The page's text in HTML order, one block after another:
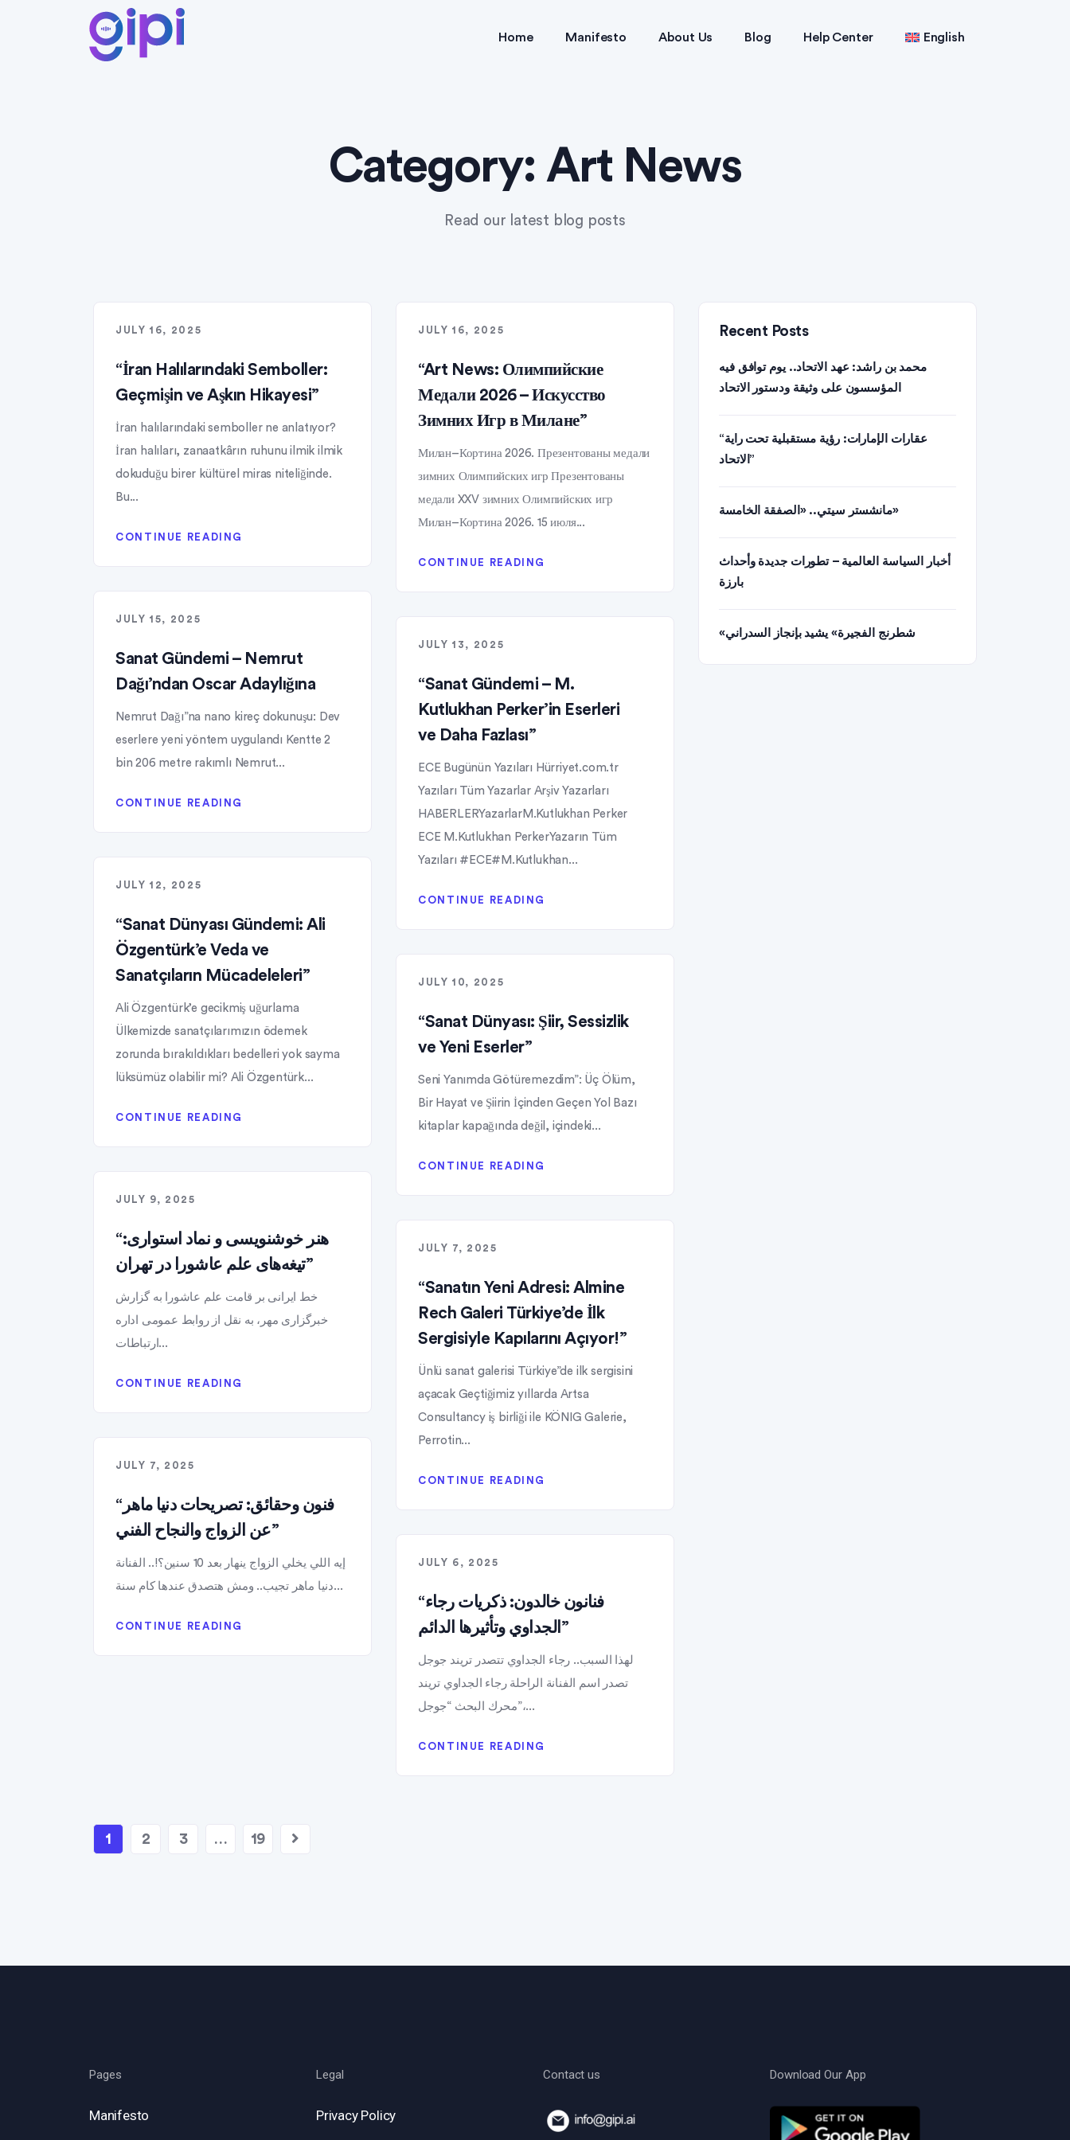
Home Manifesto About Us Blog Help Center English
Category: Art News
Read our latest blog posts
JULY 16, 2025
“İran Halılarındaki Semboller:
Geçmişin ve Aşkın Hikayesi”
İran halılarındaki semboller ne anlatıyor?
İran halıları, zanaatkârın ruhunu ilmik ilmik
dokuduğu birer kültürel miras niteliğinde.
Bu...
CONTINUE READING
JULY 16, 2025
“Art News: Олимпийские
Медали 2026 – Искусство
Зимних Игр в Милане”
Милан–Кортина 2026. Презентованы медали
зимних Олимпийских игр Презентованы
медали XXV зимних Олимпийских игр
Милан–Кортина 2026. 15 июля...
CONTINUE READING
JULY 15, 2025
Sanat Gündemi – Nemrut
Dağı’ndan Oscar Adaylığına
Nemrut Dağı”na nano kireç dokunuşu: Dev
eserlere yeni yöntem uygulandı Kentte 2
bin 206 metre rakımlı Nemrut...
CONTINUE READING
JULY 13, 2025
“Sanat Gündemi – M.
Kutlukhan Perker’in Eserleri
ve Daha Fazlası”
ECE Bugünün Yazıları Hürriyet.com.tr
Yazıları Tüm Yazarlar Arşiv Yazarları
HABERLERYazarlarM.Kutlukhan Perker
ECE M.Kutlukhan PerkerYazarın Tüm
Yazıları #ECE#M.Kutlukhan...
CONTINUE READING
JULY 12, 2025
“Sanat Dünyası Gündemi: Ali
Özgentürk’e Veda ve
Sanatçıların Mücadeleleri”
Ali Özgentürk’e gecikmiş uğurlama
Ülkemizde sanatçılarımızın ödemek
zorunda bırakıldıkları bedelleri yok sayma
lüksümüz olabilir mi? Ali Özgentürk...
CONTINUE READING
JULY 10, 2025
“Sanat Dünyası: Şiir, Sessizlik
ve Yeni Eserler”
Seni Yanımda Götüremezdim”: Üç Ölüm,
Bir Hayat ve Şiirin İçinden Geçen Yol Bazı
kitaplar kapağında değil, içindeki...
CONTINUE READING
JULY 9, 2025
“هنر خوشنویسی و نماد استواری:
تیغه‌های علم عاشورا در تهران”
خط ایرانی بر قامت علم عاشورا به گزارش
خبرگزاری مهر، به نقل از روابط عمومی اداره
ارتباطات...
CONTINUE READING
JULY 7, 2025
“Sanatın Yeni Adresi: Almine
Rech Galeri Türkiye’de İlk
Sergisiyle Kapılarını Açıyor!”
Ünlü sanat galerisi Türkiye”de ilk sergisini
açacak Geçtiğimiz yıllarda Artsa
Consultancy iş birliği ile KÖNIG Galerie,
Perrotin...
CONTINUE READING
JULY 7, 2025
“فنون وحقائق: تصريحات دنيا ماهر
عن الزواج والنجاح الفني”
إيه اللي يخلي الزواج ينهار بعد 10 سنين؟!.. الفنانة
دنيا ماهر تجيب.. ومش هتصدق عندها كام سنة...
CONTINUE READING
JULY 6, 2025
“فنانون خالدون: ذكريات رجاء
الجداوي وتأثيرها الدائم”
لهذا السبب.. رجاء الجداوي تتصدر تريند جوجل
تصدر اسم الفنانة الراحلة رجاء الجداوي تريند
محرك البحث “جوجل”،...
CONTINUE READING
1 2 3 … 19
Recent Posts
محمد بن راشد: عهد الاتحاد.. يوم توافق فيه
المؤسسون على وثيقة ودستور الاتحاد
“عقارات الإمارات: رؤية مستقبلية تحت راية
الاتحاد”
مانشستر سيتي.. «الصفقة الخامسة»
أخبار السياسة العالمية – تطورات جديدة وأحداث
بارزة
«شطرنج الفجيرة» يشيد بإنجاز السدراني
Pages
Manifesto
Legal
Privacy Policy
Contact us Download Our App